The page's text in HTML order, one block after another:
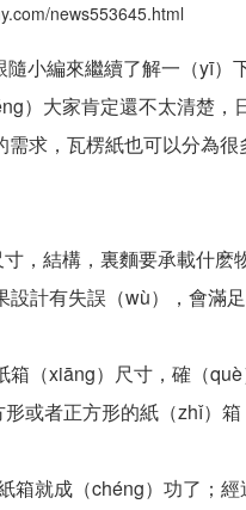
news553645.html
小編來繼續了解一（yī）
）大家肯定還不太清楚，
需求，瓦楞紙也可以分為
，結構，裏麵要承載什麽
計有失誤（wù），會滿足
（xiāng）尺寸，確（què
或者正方形的紙（zhǐ）
箱就成（chéng）功了；